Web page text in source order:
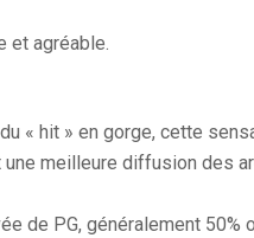
et agréable.
« hit » en gorge, cette
une meilleure diffusion des
de PG, généralement 50%